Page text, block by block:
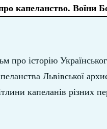
капеланство. Воїни
про історію
Львівської
капеланів різних